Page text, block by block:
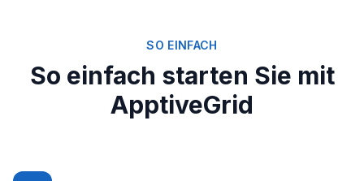
SO EINFACH
So einfach starten Sie mit
ApptiveGrid